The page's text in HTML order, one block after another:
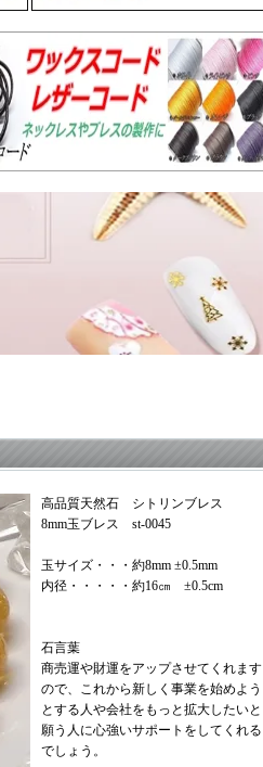
高品質天然石 シトリンブレス
8mm玉ブレス st-0045
玉サイズ・・・約8mm ±0.5mm
内径・・・・・約16㎝ ±0.5cm
石言葉
商売運や財運をアップさせてくれます
ので、これから新しく事業を始めよう
とする人や会社をもっと拡大したいと
願う人に心強いサポートをしてくれる
でしょう。